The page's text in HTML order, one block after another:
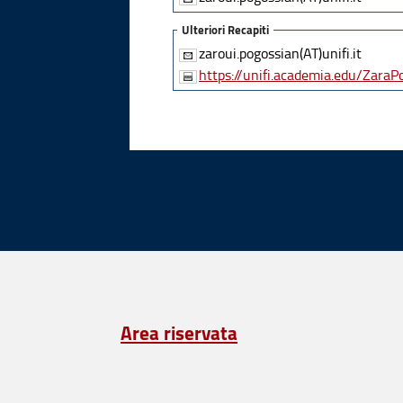
Ulteriori Recapiti
zaroui.pogossian(AT)unifi.it
https://unifi.academia.edu/
Area riservata